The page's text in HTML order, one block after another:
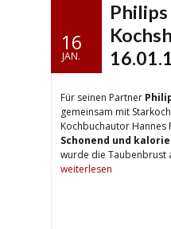
16
JAN.
Für seinen Partner
gemeinsam mit
Kochbuchautor Hannes
Schonend und
wurde die Taubenbrust
weiterlesen